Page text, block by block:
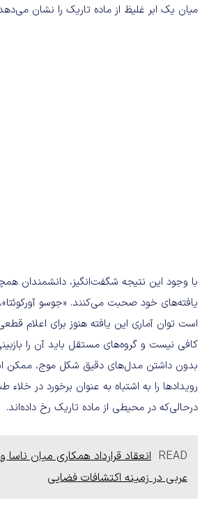
میان یک ابر غلیظ از ماده تاریک را نشان
با وجود این نتیجه شگفت‌انگیز، دانشمندان
است توان آماری این یافته هنوز برای اعلام
کافی نیست و گروه‌های مستقل باید آن را
بدون داشتن مدل‌های دقیق شکل موج، ممکن
رویدادها را به اشتباه به عنوان برخورد در خلاء
در‌حالی‌که در محیطی از ماده تاریک رخ داده‌اند.
READ انعقاد قرارداد همکاری میان ناسا
عربی در زمینه اکتشافات فضایی